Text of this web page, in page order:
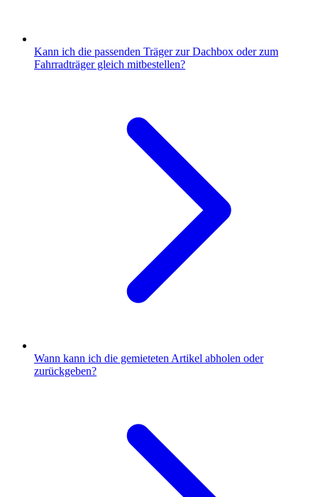
Kann ich die passenden Träger zur Dachbox oder zum
Fahrradträger gleich mitbestellen?
Wann kann ich die gemieteten Artikel abholen oder
zurückgeben?